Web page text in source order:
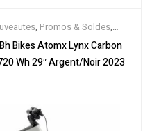
, Promos & Soldes,
,Velos Electriques,VTT
Bikes Atomx Lynx Carbon
Wh 29″ Argent/Noir 2023